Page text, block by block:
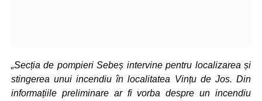
„Secția de pompieri Sebeș intervine pentru localizarea și
stingerea unui incendiu în localitatea Vințu de Jos. Din
informațiile preliminare ar fi vorba despre un incendiu